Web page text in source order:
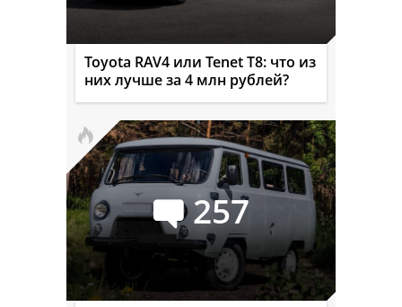
Toyota RAV4 или Tenet T8: что из
них лучше за 4 млн рублей?
257